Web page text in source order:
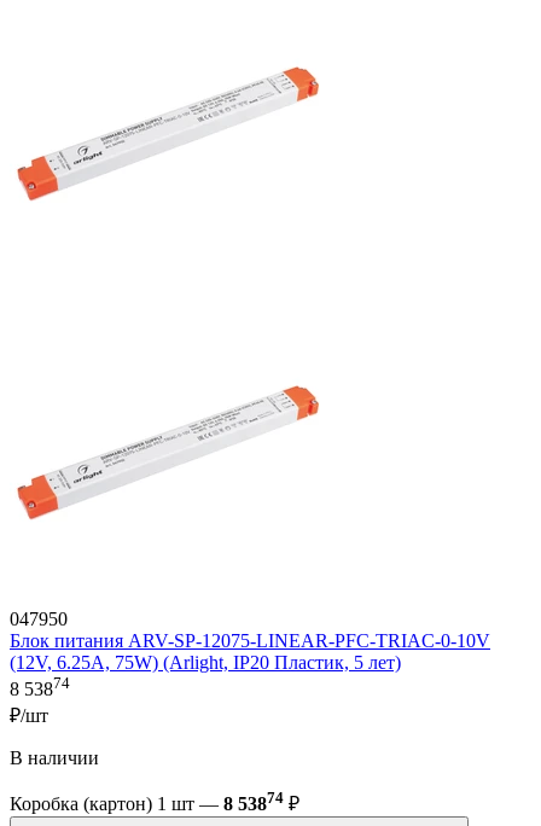
047950
Блок питания ARV-SP-12075-LINEAR-PFC-TRIAC-0-10V
(12V, 6.25A, 75W) (Arlight, IP20 Пластик, 5 лет)
8 53874
₽/шт
В наличии
Коробка (картон) 1 шт — 8 53874 ₽